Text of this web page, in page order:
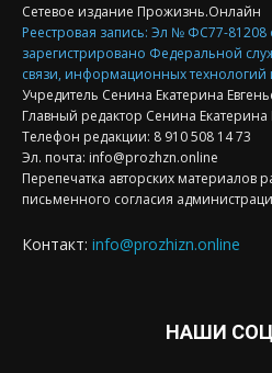
Сетевое издание Прожизнь.Онлайн
Реестровая запись: Эл № ФС77-81208
зарегистрировано Федеральной
связи, информационных
Учредитель Сенина Екатерина
Главный редактор Сенина Екатерина
Телефон редакции: 8 910 508 14 73
Эл. почта: info@prozhzn.online
Перепечатка авторских материалов
письменного согласия
Контакт: info@prozhizn.online
НАШИ